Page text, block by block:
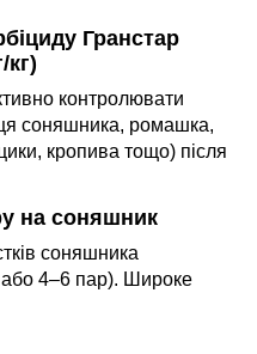
Гранстар
контролювати
соняшника, ромашка,
кропива тощо) після
на соняшник
соняшника
4–6 пар). Широке